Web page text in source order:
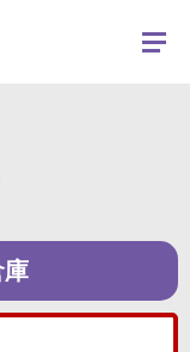
)まで休業とさせていた
庫